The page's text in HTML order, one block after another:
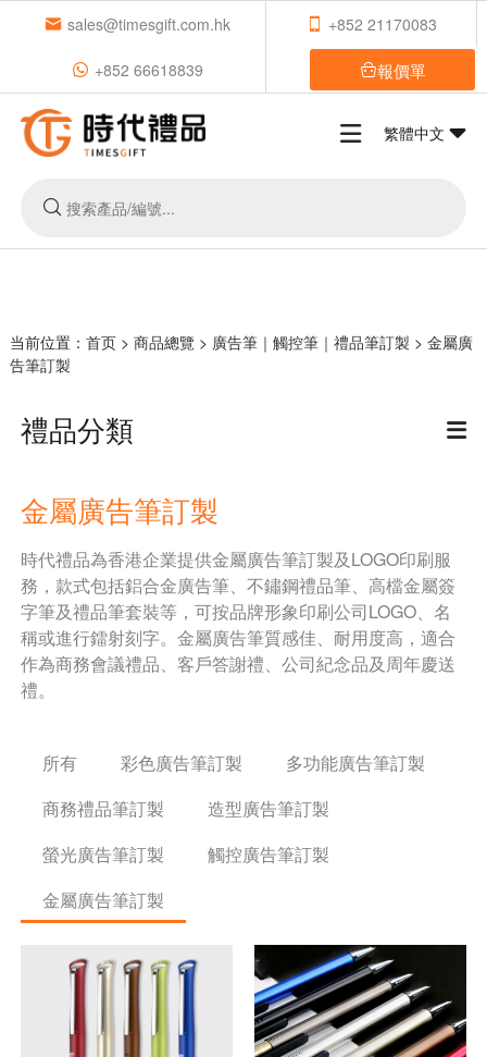
sales@timesgift.com.hk +852 21170083
+852 66618839 報價單
繁體中文
当前位置： 首页> 商品總覽 > 廣告筆｜觸控筆｜禮品筆訂製 > 金屬廣
告筆訂製
禮品分類
金屬廣告筆訂製
時代禮品為香港企業提供金屬廣告筆訂製及LOGO印刷服
務，款式包括鋁合金廣告筆、不鏽鋼禮品筆、高檔金屬簽
字筆及禮品筆套裝等，可按品牌形象印刷公司LOGO、名
稱或進行鐳射刻字。金屬廣告筆質感佳、耐用度高，適合
作為商務會議禮品、客戶答謝禮、公司紀念品及周年慶送
禮。
所有 彩色廣告筆訂製
多功能廣告筆訂製
商務禮品筆訂製
造型廣告筆訂製
螢光廣告筆訂製
觸控廣告筆訂製
金屬廣告筆訂製